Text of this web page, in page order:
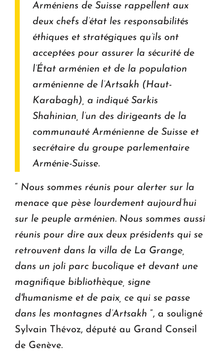
Arméniens de Suisse rappellent aux
deux chefs d’état les responsabilités
éthiques et stratégiques qu’ils ont
acceptées pour assurer la sécurité de
l’État arménien et de la population
arménienne de l’Artsakh (Haut-
Karabagh), a indiqué Sarkis
Shahinian, l’un des dirigeants de la
communauté Arménienne de Suisse et
secrétaire du groupe parlementaire
Arménie-Suisse.
“ Nous sommes réunis pour alerter sur la
menace que pèse lourdement aujourd’hui
sur le peuple arménien. Nous sommes aussi
réunis pour dire aux deux présidents qui se
retrouvent dans la villa de La Grange,
dans un joli parc bucolique et devant une
magnifique bibliothèque, signe
d'humanisme et de paix, ce qui se passe
dans les montagnes d’Artsakh ”, a souligné
Sylvain Thévoz, député au Grand Conseil
de Genève.